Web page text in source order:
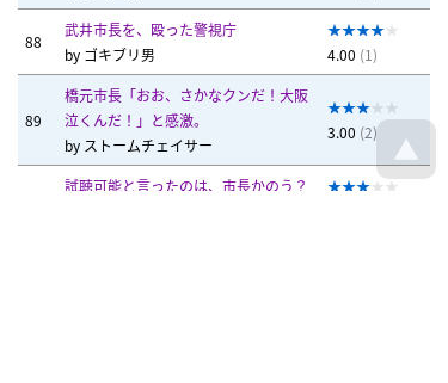
88
武井市長を、殴った警視庁
by ゴキブリ男 4.00 (1)
89
橋元市長「おお、さかなクンだ！大阪
泣くんだ！」と感激。
by ストームチェイサー
3.00 (2)
試聴可能と言ったのは、市長かのう？